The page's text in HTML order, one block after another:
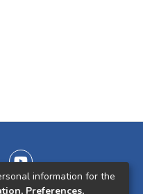
information for the
Preferences,